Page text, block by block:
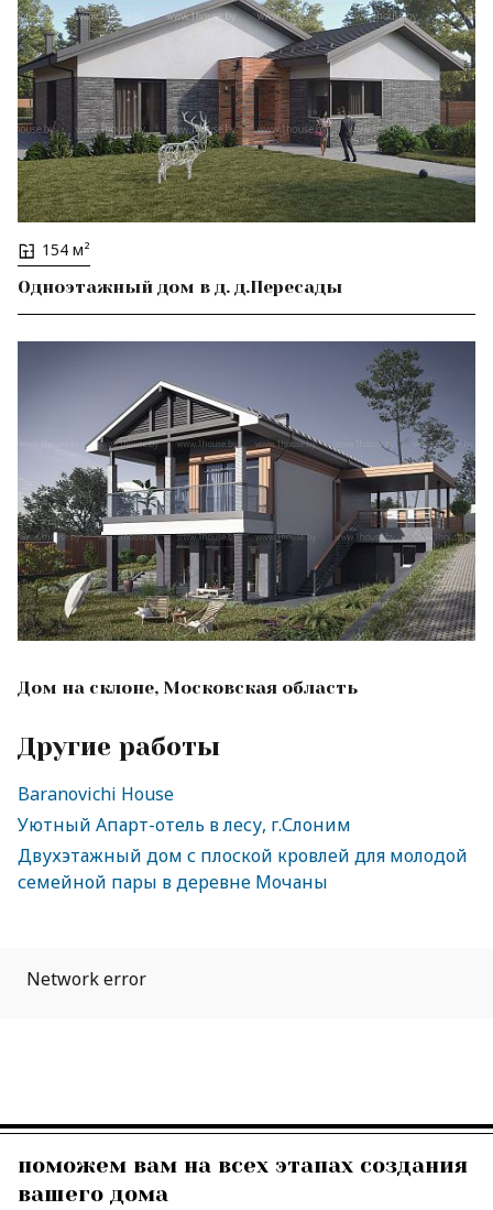
154 м²
Одноэтажный дом в д. д.Пересады
Дом на склоне, Московская область
Другие работы
Baranovichi House
Уютный Апарт-отель в лесу, г.Слоним
Двухэтажный дом с плоской кровлей для молодой
семейной пары в деревне Мочаны
Network error
поможем вам на всех этапах создания
вашего дома